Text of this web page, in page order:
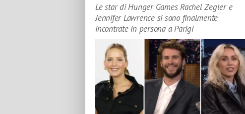
Le star di Hunger Games Rachel Zegler e
Jennifer Lawrence si sono finalmente
incontrate in persona a Parigi